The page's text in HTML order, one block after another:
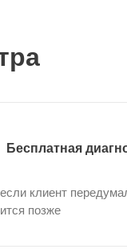
Бесплатная
клиент
позже